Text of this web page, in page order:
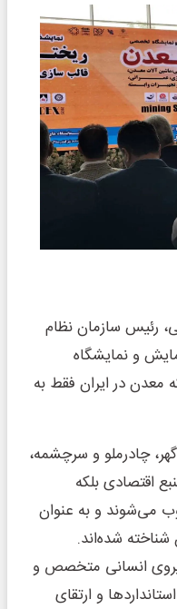
رئیس سازمان نظام
و نمایشگاه
در ایران فقط به
چادرملو و سرچشمه،
اقتصادی بلکه
می‌شوند و به عنوان
شده‌اند.
انسانی متخصص و
و ارتقای